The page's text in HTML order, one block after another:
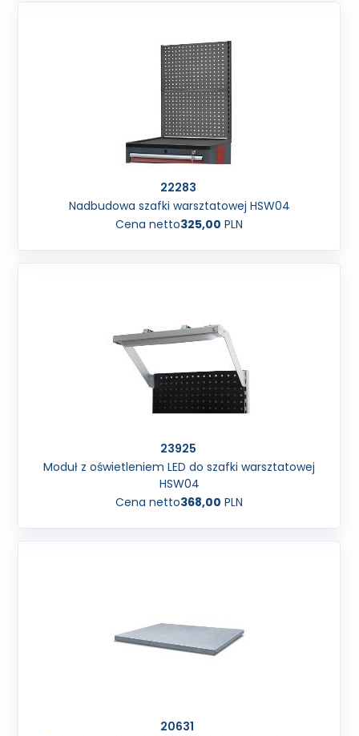
22283
Nadbudowa szafki warsztatowej HSW04
Cena netto325,00 PLN
23925
Moduł z oświetleniem LED do szafki warsztatowej
HSW04
Cena netto368,00 PLN
20631